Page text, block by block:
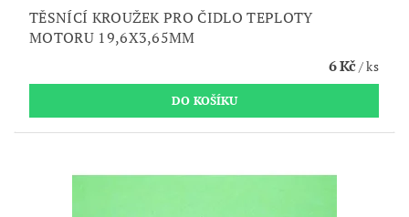
TĚSNÍCÍ KROUŽEK PRO ČIDLO TEPLOTY
MOTORU 19,6X3,65MM
6 Kč/ ks